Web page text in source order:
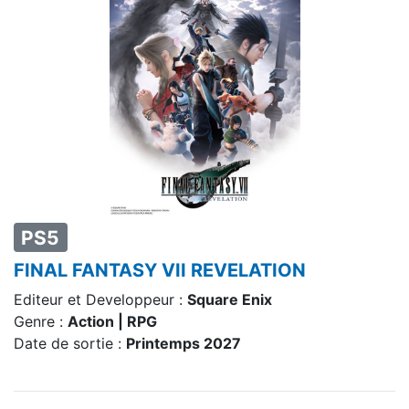
PS5
FINAL FANTASY VII REVELATION
Editeur et Developpeur : Square Enix
Genre : Action | RPG
Date de sortie : Printemps 2027